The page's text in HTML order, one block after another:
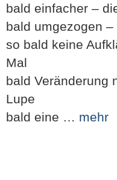
bald einfacher –
bald umgezogen
so bald keine
Mal
bald Veränderung
Lupe
bald eine … mehr